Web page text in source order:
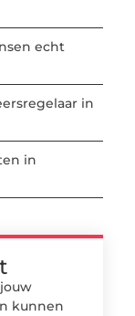
echt
in
in
kunnen